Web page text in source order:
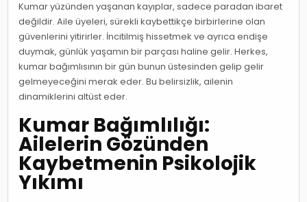
Kumar yüzünden yaşanan kayıplar, sadece paradan ibaret
değildir. Aile üyeleri, sürekli kaybettikçe birbirlerine olan
güvenlerini yitirirler. İncitilmiş hissetmek ve ayrıca endişe
duymak, günlük yaşamın bir parçası haline gelir. Herkes,
kumar bağımlısının bir gün bunun üstesinden gelip gelir
gelmeyeceğini merak eder. Bu belirsizlik, ailenin
dinamiklerini altüst eder.
Kumar Bağımlılığı:
Ailelerin Gözünden
Kaybetmenin Psikolojik
Yıkımı